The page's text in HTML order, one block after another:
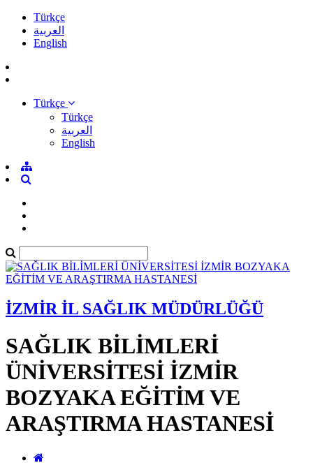
Türkçe
العربية
English
Türkçe
Türkçe
العربية
English
İZMİR İL SAĞLIK MÜDÜRLÜĞÜ
SAĞLIK BİLİMLERİ
ÜNİVERSİTESİ İZMİR
BOZYAKA EĞİTİM VE
ARAŞTIRMA HASTANESİ